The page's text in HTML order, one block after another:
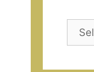
ক্যাটাগরি